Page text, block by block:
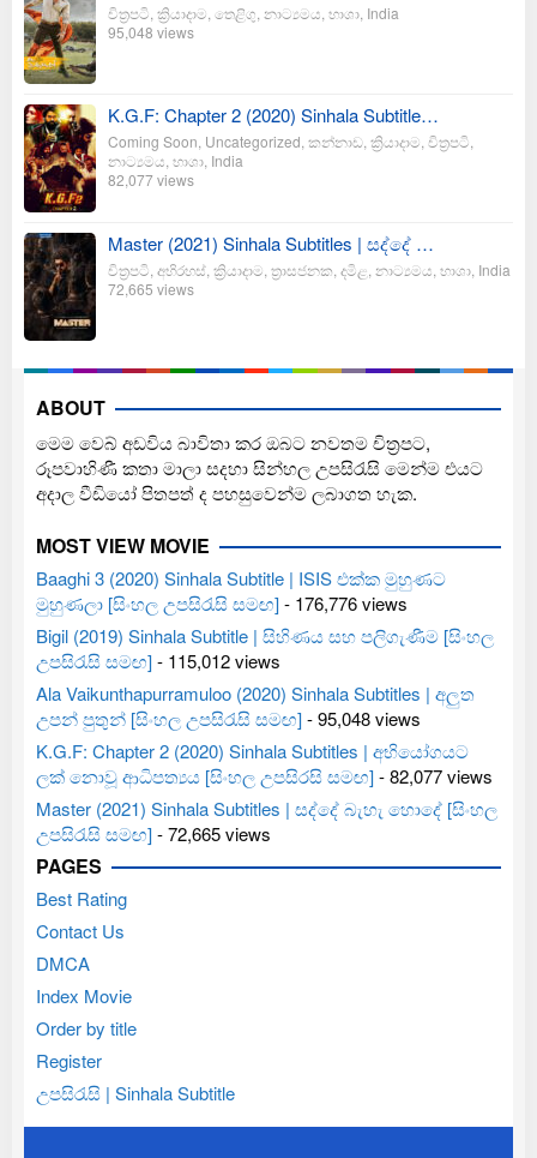
චිත්‍රපටි ක්‍රියාදාම තෙළිගු නාට්‍යමය භාශා India
95,048 views
K.G.F: Chapter 2 (2020) Sinhala Subtitle…
Coming Soon Uncategorized කන්නාඩ ක්‍රියාදාම චිත්‍රපටි
නාට්‍යමය භාශා India
82,077 views
Master (2021) Sinhala Subtitles | සද්දේ …
චිත්‍රපටි අභිරහස් ක්‍රියාදාම ත්‍රාසජනක දමිළ නාට්‍යමය භාශා India
72,665 views
ABOUT
මෙම වෙබ් අඩවිය බාවිතා කර ඔබට නවතම චිත්‍රපට,
රූපවාහිණී කතා මාලා සදහා සින්හල උපසිරැසි මෙන්ම එයට
අදාල වීඩියෝ පිතපත් ද පහසුවෙන්ම ලබාගත හැක.
MOST VIEW MOVIE
Baaghi 3 (2020) Sinhala Subtitle | ISIS එක්ක මුහුණට
මුහුණලා [සිංහල උපසිරැසි සමඟ]- 176,776 views
Bigil (2019) Sinhala Subtitle | සිහිණය සහ පලිගැණීම [සිංහල
උපසිරැසි සමඟ]- 115,012 views
Ala Vaikunthapurramuloo (2020) Sinhala Subtitles | අලුත
උපන් පුතුන් [සිංහල උපසිරැසි සමඟ]- 95,048 views
K.G.F: Chapter 2 (2020) Sinhala Subtitles | අභියෝගයට
ලක් නොවූ ආධිපත්‍යය [සිංහල උපසිරසි සමඟ]- 82,077 views
Master (2021) Sinhala Subtitles | සද්දේ බැහැ හොදේ [සිංහල
උපසිරැසි සමඟ]- 72,665 views
PAGES
Best Rating
Contact Us
DMCA
Index Movie
Order by title
Register
උපසිරැසි | Sinhala Subtitle